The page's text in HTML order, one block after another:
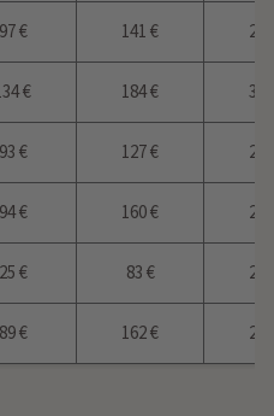
97 € 141 €
€ 184 €
93 € 127 €
94 € 160 €
25 € 83 €
89 € 162 €